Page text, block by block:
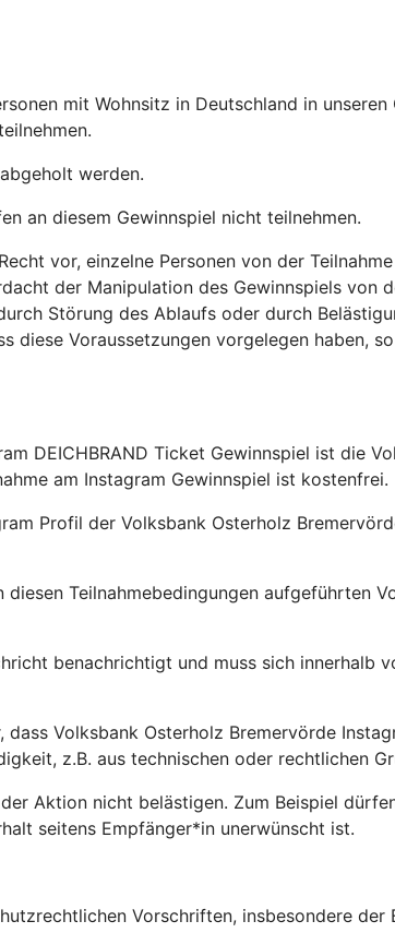
mit Wohnsitz in Deutschland in unseren
werden.
an diesem Gewinnspiel nicht teilnehmen.
vor, einzelne Personen von der
der Manipulation des Gewinnspiels von
Störung des Ablaufs oder durch
diese Voraussetzungen vorgelegen haben,
Ticket Gewinnspiel ist die
am Instagram Gewinnspiel ist kostenfrei.
Profil der Volksbank Osterholz
Teilnahmebedingungen aufgeführten
benachrichtigt und muss sich innerhalb
Volksbank Osterholz Bremervörde
z.B. aus technischen oder rechtlichen
Aktion nicht belästigen. Zum Beispiel
seitens Empfänger*in unerwünscht ist.
Vorschriften, insbesondere der